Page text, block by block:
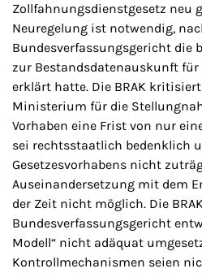
Zollfahnungsdienstgesetz neu
Neuregelung ist notwendig,
Bundesverfassungsgericht die
zur Bestandsdatenauskunft
erklärt hatte. Die BRAK
Ministerium für die
Vorhaben eine Frist von nur
sei rechtsstaatlich bedenklich
Gesetzesvorhabens nicht
Auseinandersetzung mit dem
der Zeit nicht möglich. Die
Bundesverfassungsgericht
Modell“ nicht adäquat
Kontrollmechanismen seien